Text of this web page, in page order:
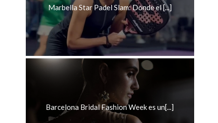
Marbella Star Padel Slam: Donde el [...]
Barcelona Bridal Fashion Week es un[...]